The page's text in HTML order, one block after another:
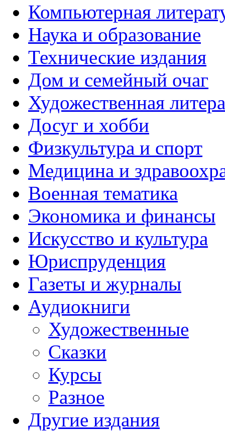
Компьютерная
Наука и образование
Технические издания
Дом и семейный очаг
Художественная
Досуг и хобби
Физкультура и спорт
Медицина и
Военная тематика
Экономика и финансы
Искусство и культура
Юриспруденция
Газеты и журналы
Аудиокниги
Художественные
Сказки
Курсы
Разное
Другие издания